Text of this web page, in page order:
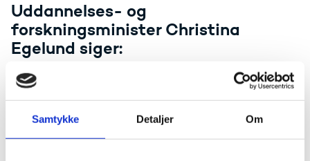
Samtykke Detaljer Om
Uddannelses- og
forskningsminister Christina
Egelund siger:
- Forskning er nøglen til at komme i mål med den
grønne omstilling, udvikle vores sundhedssektor og
værne om Danmarks sikkerhed. I Danmark kan vi noget
helt særligt på disse områder, men vi kan ikke gå hele